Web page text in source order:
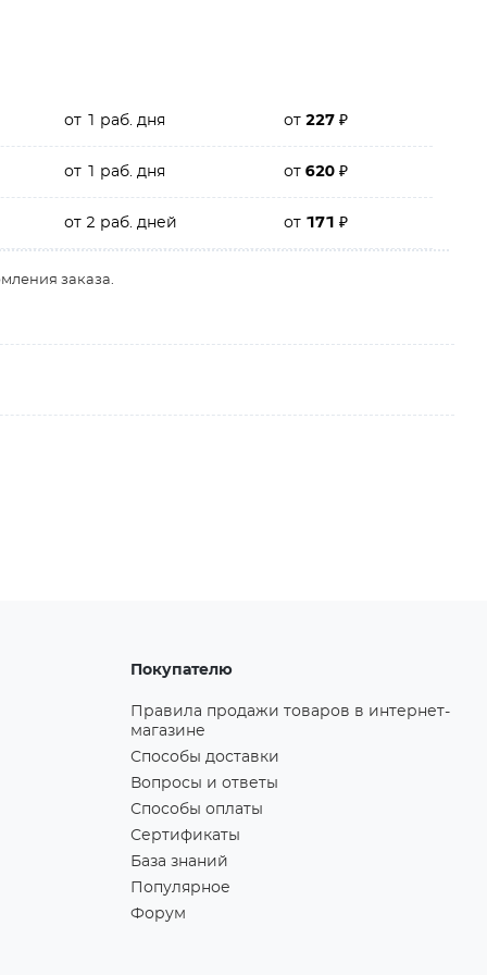
от 1 раб. дня от227₽
от 1 раб. дня от620₽
от 2 раб. дней от 171₽
заказа.
Покупателю
Правила продажи товаров в интернет-
магазине
Способы доставки
Вопросы и ответы
Способы оплаты
Сертификаты
База знаний
Популярное
Форум